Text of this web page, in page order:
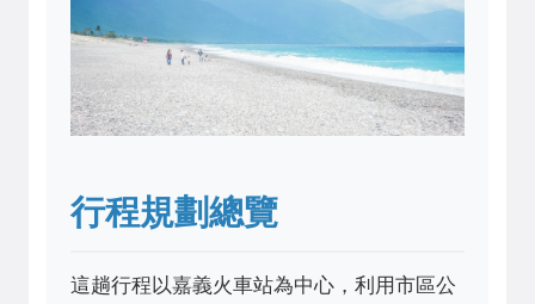
行程規劃總覽
這趟行程以嘉義火車站為中心，利用市區公